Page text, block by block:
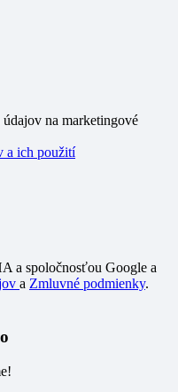
na marketingové
a ich použití
a spoločnosťou Google a
a Zmluvné podmienky.